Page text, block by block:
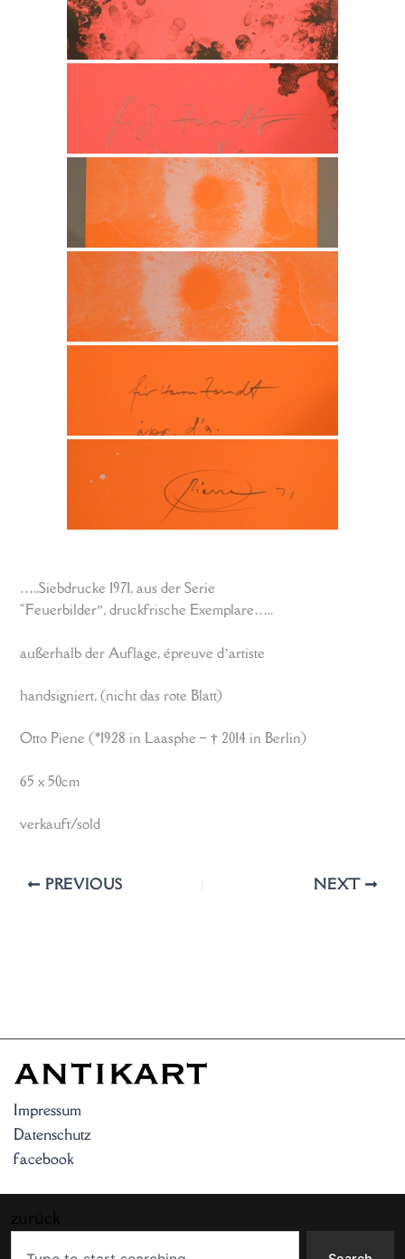
…..Siebdrucke 1971, aus der Serie
“Feuerbilder”, druckfrische Exemplare…..
außerhalb der Auflage, épreuve d’artiste
handsigniert, (nicht das rote Blatt)
Otto Piene (*1928 in Laasphe –†2014 in Berlin)
65 x 50cm
verkauft/sold
PREVIOUS NEXT
Impressum
Datenschutz
facebook